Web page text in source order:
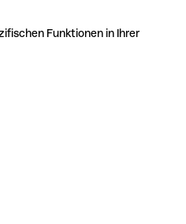
Funktionen in Ihrer